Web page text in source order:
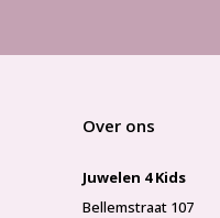
Over ons
Juwelen 4 Kids
Bellemstraat 107